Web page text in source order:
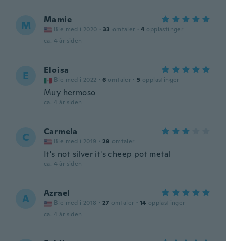
M Mamie
Ble med i 2020 · 33 omtaler · 4 opplastinger
ca. 4 år siden
E Eloisa
Ble med i 2022 · 6 omtaler · 5 opplastinger
Muy hermoso
ca. 4 år siden
C Carmela
Ble med i 2019 · 29 omtaler
It's not silver it's cheep pot metal
ca. 4 år siden
A Azrael
Ble med i 2018 · 27 omtaler · 14 opplastinger
ca. 4 år siden